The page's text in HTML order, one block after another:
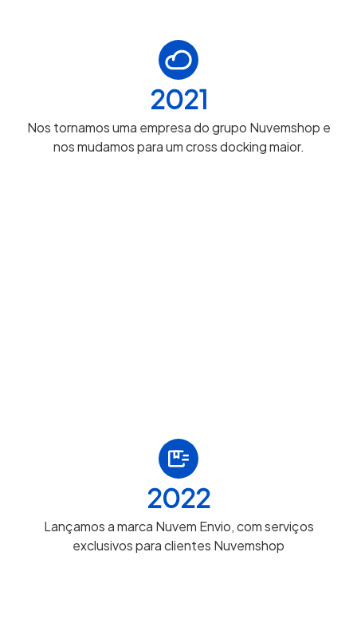
2021
Nos tornamos uma empresa do grupo Nuvemshop e
nos mudamos para um cross docking maior.
2022
Lançamos a marca Nuvem Envio, com serviços
exclusivos para clientes Nuvemshop